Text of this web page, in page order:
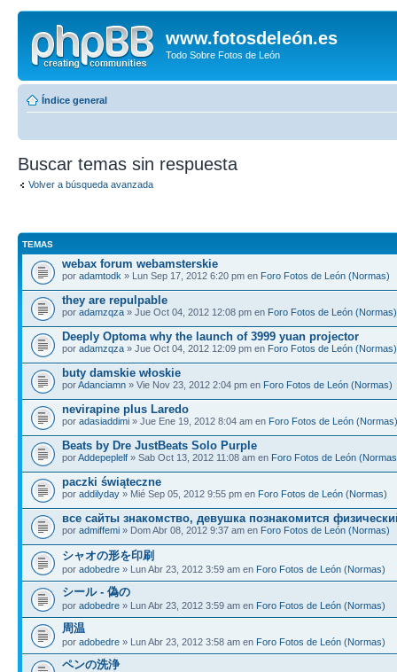
www.fotosdeleón.es
Todo Sobre Fotos de León
Índice general
Buscar temas sin respuesta
Volver a búsqueda avanzada
TEMAS
webax forum webamsterskie
por adamtodk » Lun Sep 17, 2012 6:20 pm en Foro Fotos de León (Normas)
they are repulpable
por adamzqza » Jue Oct 04, 2012 12:08 pm en Foro Fotos de León (Normas)
Deeply Optoma why the launch of 3999 yuan projector
por adamzqza » Jue Oct 04, 2012 12:09 pm en Foro Fotos de León (Normas)
buty damskie włoskie
porAdanciamn » Vie Nov 23, 2012 2:04 pm en Foro Fotos de León (Normas)
nevirapine plus Laredo
por adasiaddimi » Jue Ene 19, 2012 8:04 am en Foro Fotos de León (Normas)
Beats by Dre JustBeats Solo Purple
porAddepeplelf » Sab Oct 13, 2012 11:08 am en Foro Fotos de León
paczki świąteczne
por addilyday » Mié Sep 05, 2012 9:55 pm en Foro Fotos de León (Normas)
все сайты знакомство, девушка познакомится
por admiffemi » Dom Abr 08, 2012 9:37 am en Foro Fotos de León (Normas)
シャオの形を印刷
por adobedre » Lun Abr 23, 2012 3:59 am en Foro Fotos de León (Normas)
シール - 偽の
por adobedre » Lun Abr 23, 2012 3:59 am en Foro Fotos de León (Normas)
周温
por adobedre » Lun Abr 23, 2012 3:58 am en Foro Fotos de León (Normas)
ペンの洗浄